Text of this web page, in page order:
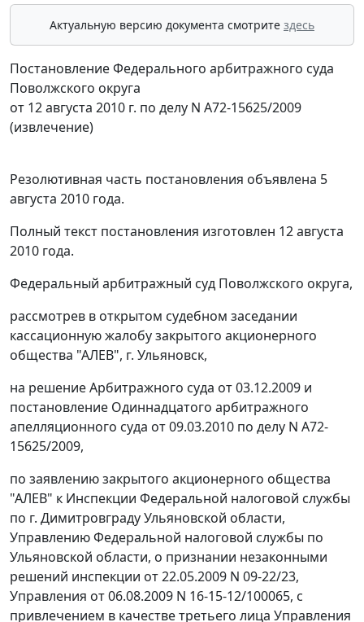
Актуальную версию документа смотрите здесь
Постановление Федерального арбитражного суда
Поволжского округа
от 12 августа 2010 г. по делу N А72-15625/2009
(извлечение)
Резолютивная часть постановления объявлена 5
августа 2010 года.
Полный текст постановления изготовлен 12 августа
2010 года.
Федеральный арбитражный суд Поволжского округа,
рассмотрев в открытом судебном заседании
кассационную жалобу закрытого акционерного
общества "АЛЕВ", г. Ульяновск,
на решение Арбитражного суда от 03.12.2009 и
постановление Одиннадцатого арбитражного
апелляционного суда от 09.03.2010 по делу N А72-
15625/2009,
по заявлению закрытого акционерного общества
"АЛЕВ" к Инспекции Федеральной налоговой службы
по г. Димитровграду Ульяновской области,
Управлению Федеральной налоговой службы по
Ульяновской области, о признании незаконными
решений инспекции от 22.05.2009 N 09-22/23,
Управления от 06.08.2009 N 16-15-12/100065, с
привлечением в качестве третьего лица Управления